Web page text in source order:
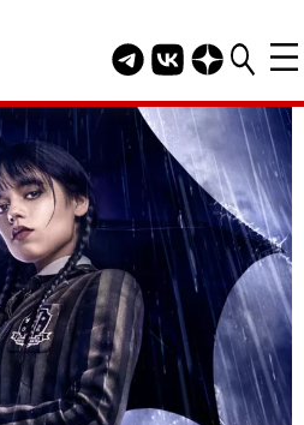
Telegram канал
Группа HELLO
Канал